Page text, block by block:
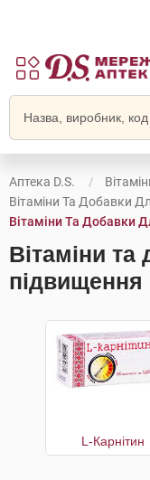
Аптека D.S.
Вітаміни Та Добавки
Вітаміни Та Добавки
Вітаміни
підвищення
L-Карнітин